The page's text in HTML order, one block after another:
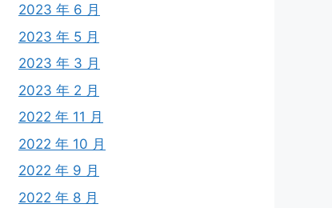
2023 年 6 月
2023 年 5 月
2023 年 3 月
2023 年 2 月
2022 年 11 月
2022 年 10 月
2022 年 9 月
2022 年 8 月